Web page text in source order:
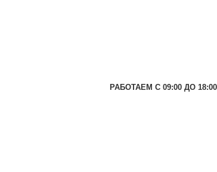
РАБОТАЕМ С 09:00 ДО 18:00